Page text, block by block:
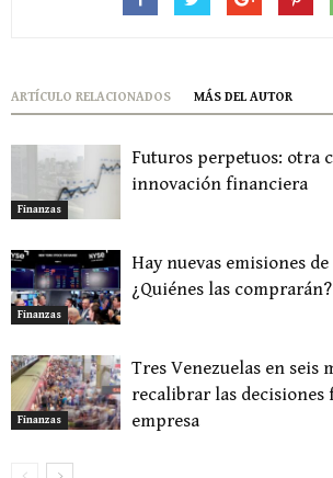
ARTÍCULO RELACIONADOS MÁS DEL AUTOR
Finanzas
Futuros perpetuos: otra
innovación financiera
Finanzas
Hay nuevas emisiones
¿Quiénes las comprarán?
Finanzas
Tres Venezuelas en seis
recalibrar las decisiones
empresa